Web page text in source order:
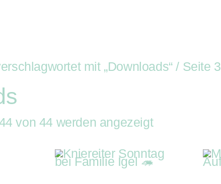
mit „Downloads“/ Seite 3
von 44 werden angezeigt